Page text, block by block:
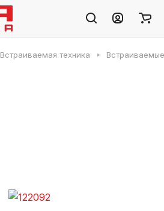
Встраиваемая техника